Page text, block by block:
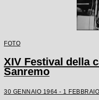
FOTO
XIV Festival della
Sanremo
30 GENNAIO 1964 - 1